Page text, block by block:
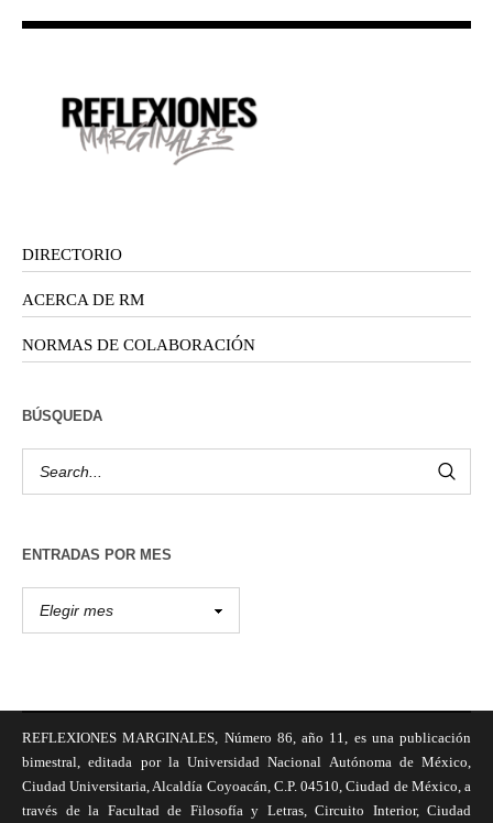
DIRECTORIO
ACERCA DE RM
NORMAS DE COLABORACIÓN
BÚSQUEDA
ENTRADAS POR MES
REFLEXIONES MARGINALES, Número 86, año 11, es una publicación
bimestral, editada por la Universidad Nacional Autónoma de México,
Ciudad Universitaria, Alcaldía Coyoacán, C.P. 04510, Ciudad de México, a
través de la Facultad de Filosofía y Letras, Circuito Interior, Ciudad